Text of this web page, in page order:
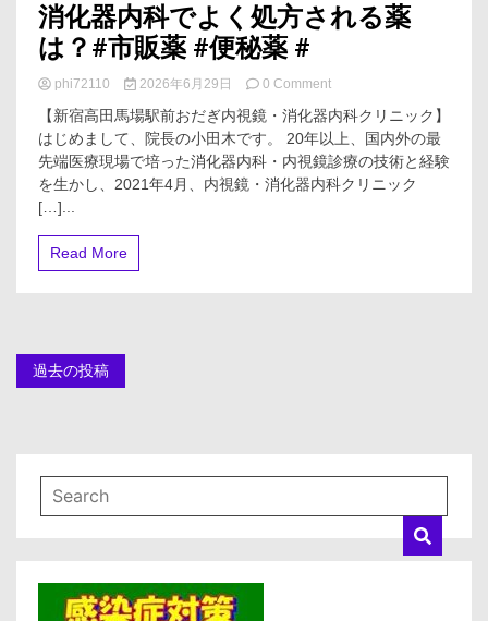
消化器内科でよく処方される薬
は？#市販薬 #便秘薬 #
phi72110 2026年6月29日 0 Commenton
化
器
内
科
#
秘
【新宿高田馬場駅前おだぎ内視鏡・消化器内科クリニック】
はじめまして、院長の小田木です。 20年以上、国内外の最
先端医療現場で培った消化器内科・内視鏡診療の技術と経験
を生かし、2021年4月、内視鏡・消化器内科クリニック
[…]...
Read More
投
ビ
過去の投稿